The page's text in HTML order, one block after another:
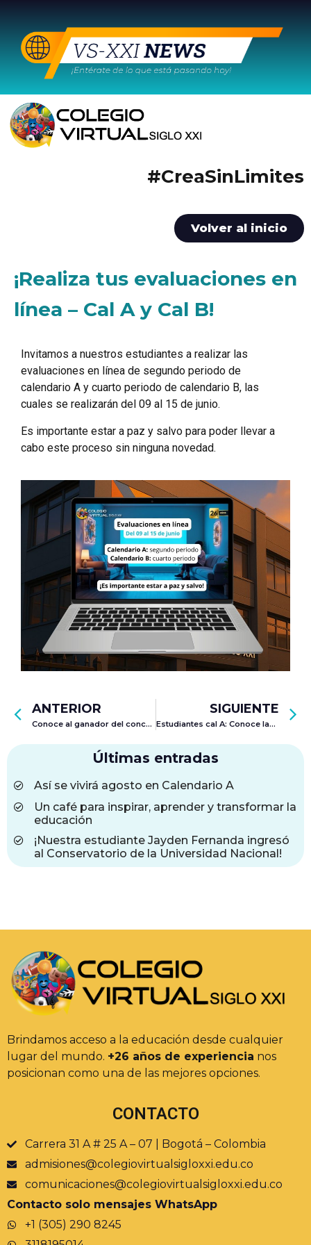
#CreaSinLimites
Volver al inicio
¡Realiza tus evaluaciones en
línea – Cal A y Cal B!
Invitamos a nuestros estudiantes a realizar las
evaluaciones en línea de segundo periodo de
calendario A y cuarto periodo de calendario B, las
cuales se realizarán del 09 al 15 de junio.
Es importante estar a paz y salvo para poder llevar a
cabo este proceso sin ninguna novedad.
ANTERIOR
Conoce al ganador del concurso “Mascotas que conectan”
SIGUIENTE
Estudiantes cal A: Conoce las actividades que tenemos para ti en el mes de julio
Últimas entradas
Así se vivirá agosto en Calendario A
Un café para inspirar, aprender y transformar la
educación
¡Nuestra estudiante Jayden Fernanda ingresó
al Conservatorio de la Universidad Nacional!
Brindamos acceso a la educación desde cualquier
lugar del mundo. +26 años de experiencia nos
posicionan como una de las mejores opciones.
CONTACTO
Carrera 31 A # 25 A – 07 | Bogotá – Colombia
admisiones@colegiovirtualsigloxxi.edu.co
comunicaciones@colegiovirtualsigloxxi.edu.co
Contacto solo mensajes WhatsApp
+1 (305) 290 8245